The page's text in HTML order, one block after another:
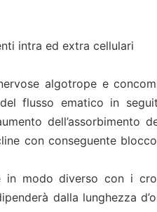
intra ed extra cellulari
algotrope e
flusso ematico in
dell’assorbimento
con conseguente
modo diverso con i
dalla lunghezza